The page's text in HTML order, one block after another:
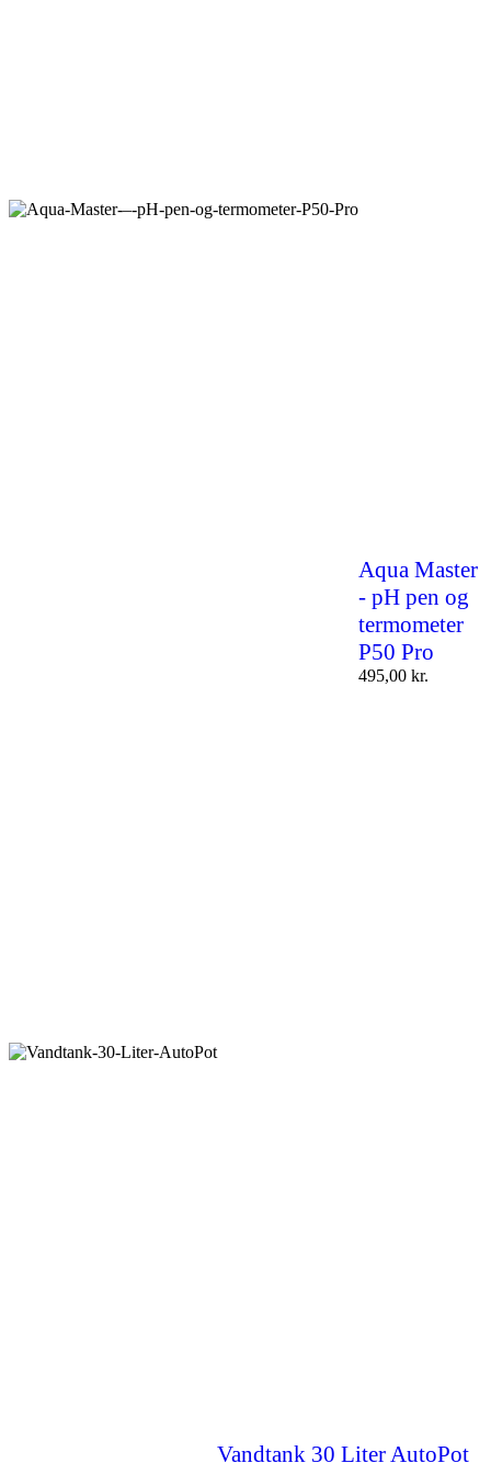
Aqua Master
- pH pen og
termometer
P50 Pro
495,00 kr.
Vandtank 30 Liter AutoPot